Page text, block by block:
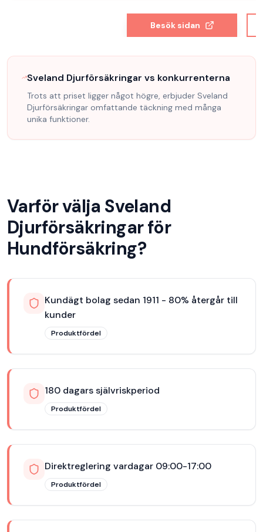
Besök sidan
Sveland Djurförsäkringar vs konkurrenterna
Trots att priset ligger något högre, erbjuder Sveland
Djurförsäkringaromfattande täckning med många
unika funktioner.
Varför välja Sveland
Djurförsäkringarför
Hundförsäkring?
Kundägt bolag sedan 1911 - 80% återgår till
kunder
Produktfördel
180 dagars självriskperiod
Produktfördel
Direktreglering vardagar 09:00-17:00
Produktfördel